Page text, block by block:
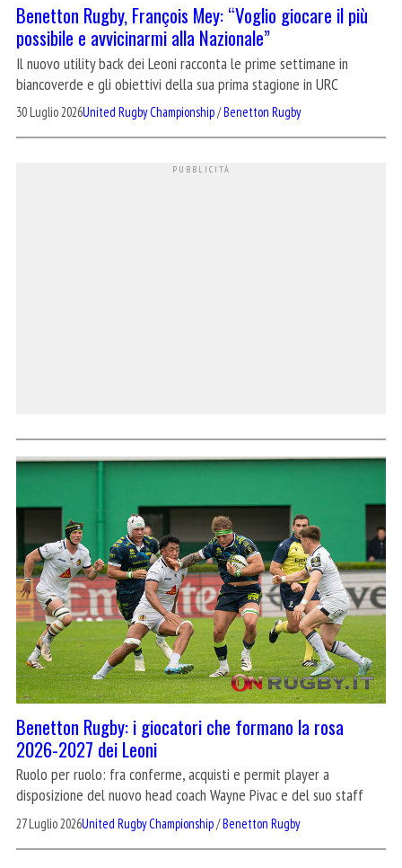
Benetton Rugby, François Mey: “Voglio giocare il più
possibile e avvicinarmi alla Nazionale”
Il nuovo utility back dei Leoni racconta le prime settimane in
biancoverde e gli obiettivi della sua prima stagione in URC
30 Luglio 2026United Rugby Championship/Benetton Rugby
Benetton Rugby: i giocatori che formano la rosa
2026-2027 dei Leoni
Ruolo per ruolo: fra conferme, acquisti e permit player a
disposizione del nuovo head coach Wayne Pivac e del suo staff
27 Luglio 2026United Rugby Championship/Benetton Rugby